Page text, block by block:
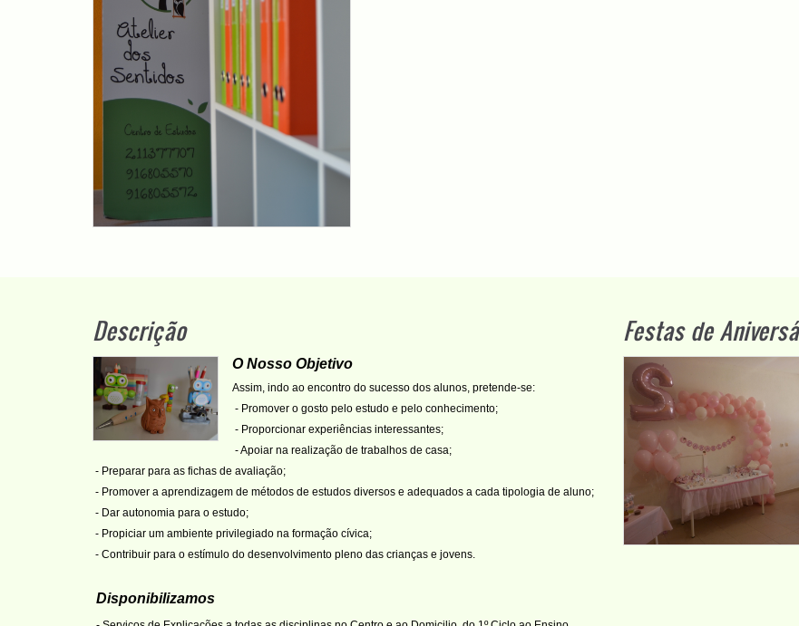
Descrição
O Nosso Objetivo
Assim, indo ao encontro do sucesso dos alunos, pretende-se:
- Promover o gosto pelo estudo e pelo conhecimento;
- Proporcionar experiências interessantes;
- Apoiar na realização de trabalhos de casa;
- Preparar para as fichas de avaliação;
- Promover a aprendizagem de métodos de estudos diversos e adequados a cada tipologia de aluno;
- Dar autonomia para o estudo;
- Propiciar um ambiente privilegiado na formação cívica;
- Contribuir para o estímulo do desenvolvimento pleno das crianças e jovens.
Disponibilizamos
Festas de